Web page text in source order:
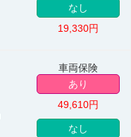
なし
19,330円
車両保険
あり
49,610円
なし